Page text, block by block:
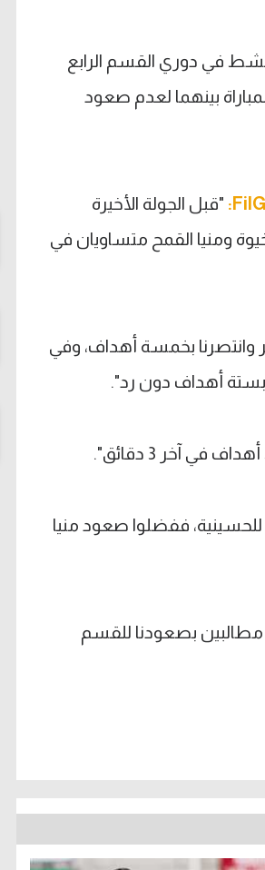
في دوري القسم الرابع
بينهما لعدم صعود
"قبل الجولة الأخيرة
ومنيا القمح متساويان في
وانتصرنا بخمسة أهداف، وفي
بستة أهداف دون رد".
ففضلوا صعود منيا
مطالبين بصعودنا للقسم